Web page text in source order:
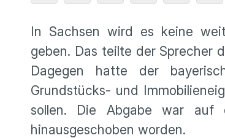
In Sachsen wird es keine
geben. Das teilte der Sprecher
Dagegen hatte der
Grundstücks- und
sollen. Die Abgabe war auf
hinausgeschoben worden.